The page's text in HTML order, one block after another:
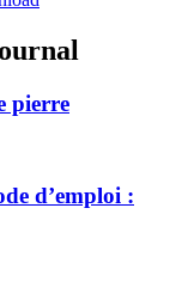
pierre
d’emploi :